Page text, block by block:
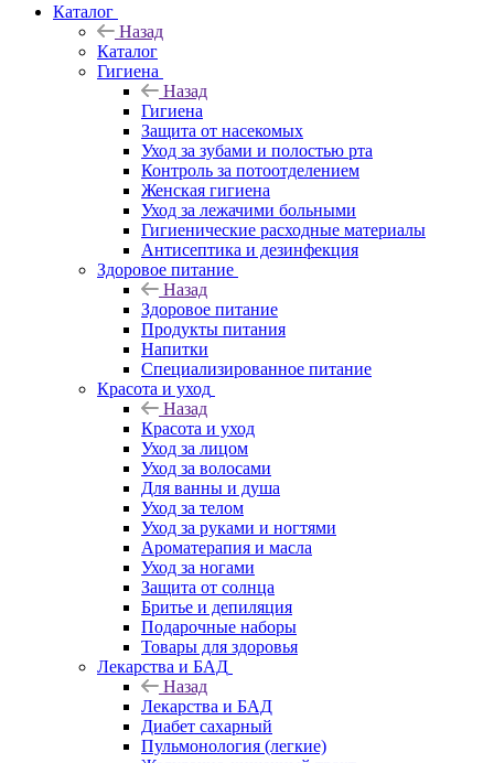
Каталог
Назад
Каталог
Гигиена
Назад
Гигиена
Защита от насекомых
Уход за зубами и полостью рта
Контроль за потоотделением
Женская гигиена
Уход за лежачими больными
Гигиенические расходные материалы
Антисептика и дезинфекция
Здоровое питание
Назад
Здоровое питание
Продукты питания
Напитки
Специализированное питание
Красота и уход
Назад
Красота и уход
Уход за лицом
Уход за волосами
Для ванны и душа
Уход за телом
Уход за руками и ногтями
Ароматерапия и масла
Уход за ногами
Защита от солнца
Бритье и депиляция
Подарочные наборы
Товары для здоровья
Лекарства и БАД
Назад
Лекарства и БАД
Диабет сахарный
Пульмонология (легкие)